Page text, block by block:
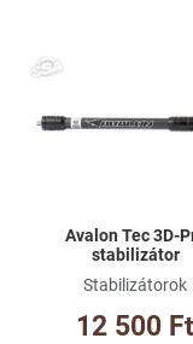
Avalon Tec 3D-
stabilizátor
Stabilizátorok
12 500 Ft